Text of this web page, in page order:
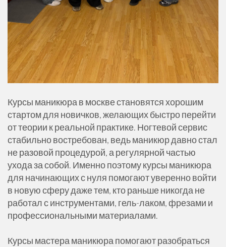
Курсы маникюра в москве становятся хорошим
стартом для новичков, желающих быстро перейти
от теории к реальной практике. Ногтевой сервис
стабильно востребован, ведь маникюр давно стал
не разовой процедурой, а регулярной частью
ухода за собой. Именно поэтому курсы маникюра
для начинающих с нуля помогают уверенно войти
в новую сферу даже тем, кто раньше никогда не
работал с инструментами, гель-лаком, фрезами и
профессиональными материалами.
Курсы мастера маникюра помогают разобраться